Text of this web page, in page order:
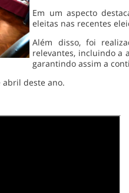
Em um aspecto
eleitas nas recentes
Além disso, foi
relevantes, incluindo a
garantindo assim a
abril deste ano.